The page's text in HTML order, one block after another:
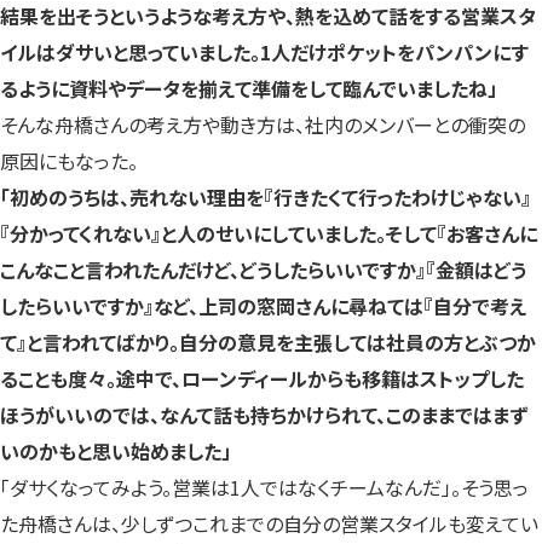
結果を出そうというような考え方や、熱を込めて話をする営業スタ
イルはダサいと思っていました。1人だけポケットをパンパンにす
るように資料やデータを揃えて準備をして臨んでいましたね」
そんな舟橋さんの考え方や動き方は、社内のメンバーとの衝突の
原因にもなった。
「初めのうちは、売れない理由を『行きたくて行ったわけじゃない』
『分かってくれない』と人のせいにしていました。そして『お客さんに
こんなこと言われたんだけど、どうしたらいいですか』『金額はどう
したらいいですか』など、上司の窓岡さんに尋ねては『自分で考え
て』と言われてばかり。自分の意見を主張しては社員の方とぶつか
ることも度々。途中で、ローンディールからも移籍はストップした
ほうがいいのでは、なんて話も持ちかけられて、このままではまず
いのかもと思い始めました」
「ダサくなってみよう。営業は1人ではなくチームなんだ」。そう思っ
た舟橋さんは、少しずつこれまでの自分の営業スタイルも変えてい